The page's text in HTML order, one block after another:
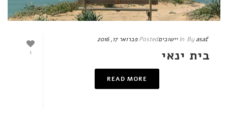
1
Byasaf
In יישוביםPosted פברואר 17, 2016
בית ינאי
READ MORE